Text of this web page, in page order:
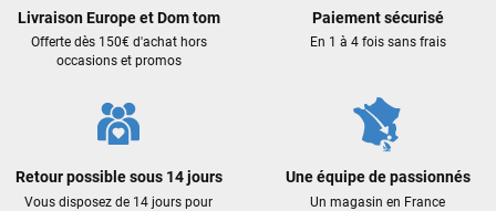
Livraison Europe et Dom tom
Offerte dès 150€ d'achat hors
occasions et promos
Paiement sécurisé
En 1 à 4 fois sans frais
Retour possible sous 14 jours
Vous disposez de 14 jours pour
Une équipe de passionnés
Un magasin en France
J'ai acheté une voile d'occasion depuis Tahiti. Super service.
L'envoi a été rapide. La voile est arrivée en super état.
Mauruuru roa.
LAISSER UN AVIS